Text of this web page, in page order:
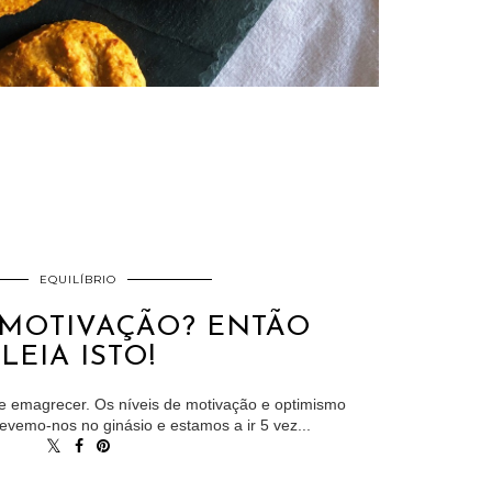
EQUILÍBRIO
ENTÃO
LEIA ISTO!
emagrecer. Os níveis de motivação e optimismo
nos no ginásio e estamos a ir 5 vez...